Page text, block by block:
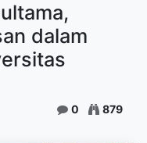
dalam
0
879